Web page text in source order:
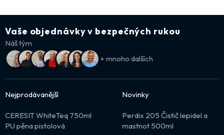
Vaše objednávky v bezpečných rukou
Náš tým
+ mnoho dalších
Nejprodávanější
CERESIT WhiteTeq 750ml
PU pěna pistolová
Novinky
Perdix 205 Čistič lepidel a
mastnot 500ml